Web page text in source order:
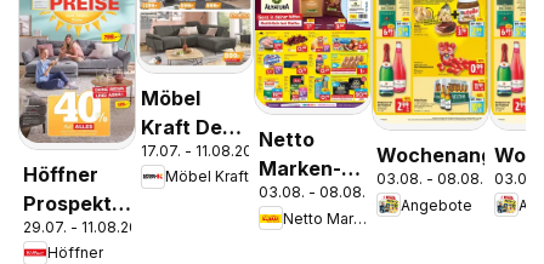
Höffner
Prospekt
Schönefeld
29.07. - 11.08.2026
Höffner
Möbel
Kraft Der
Sommer
zieht ein!
17.07. - 11.08.2026
Möbel Kraft
Netto
Marken-
Discount
Prospekt
03.08. - 08.08.2026
Netto Marken-Discount
03.08. - 08.08.2026
Angebote
03.08.